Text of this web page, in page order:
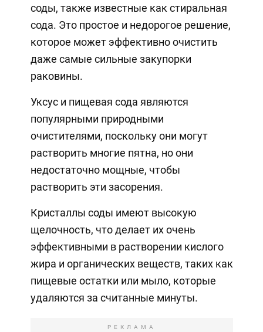
соды, также известные как стиральная
сода. Это простое и недорогое решение,
которое может эффективно очистить
даже самые сильные закупорки
раковины.
Уксус и пищевая сода являются
популярными природными
очистителями, поскольку они могут
растворить многие пятна, но они
недостаточно мощные, чтобы
растворить эти засорения.
Кристаллы соды имеют высокую
щелочность, что делает их очень
эффективными в растворении кислого
жира и органических веществ, таких как
пищевые остатки или мыло, которые
удаляются за считанные минуты.
РЕКЛАМА